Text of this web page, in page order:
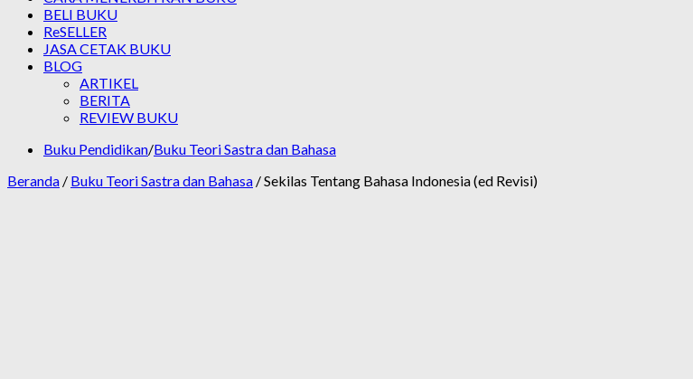
BELI BUKU
ReSELLER
JASA CETAK BUKU
BLOG
ARTIKEL
BERITA
REVIEW BUKU
Buku Pendidikan/Buku Teori Sastra dan Bahasa
Beranda / Buku Teori Sastra dan Bahasa / Sekilas Tentang Bahasa Indonesia (ed Revisi)